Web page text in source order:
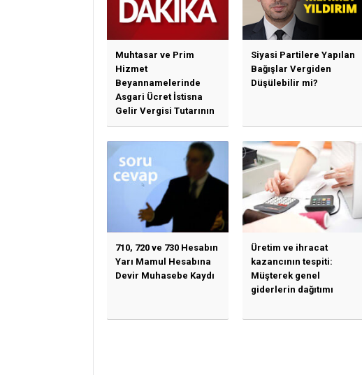
Muhtasar ve Prim
Hizmet
Beyannamelerinde
Asgari Ücret İstisna
Gelir Vergisi Tutarının
Güncellenmesine
İlişkin Duyuru
Siyasi Partilere Yapılan
Bağışlar Vergiden
Düşülebilir mi?
710, 720 ve 730 Hesabın
Yarı Mamul Hesabına
Devir Muhasebe Kaydı
Üretim ve ihracat
kazancının tespiti:
Müşterek genel
giderlerin dağıtımı